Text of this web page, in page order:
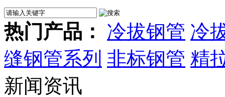
热门产品： 冷拔钢管 冷
缝钢管系列 非标钢管 精
新闻资讯